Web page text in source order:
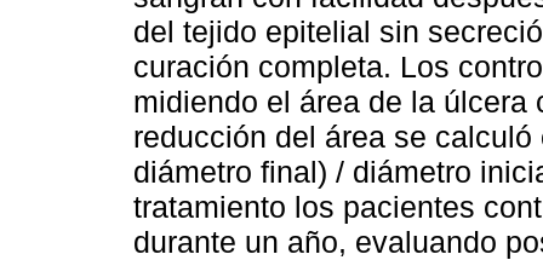
del tejido epitelial sin
curación completa. Los
midiendo el área de la
reducción del área se
diámetro final) / diámetro
tratamiento los pacientes
durante un año, evaluando